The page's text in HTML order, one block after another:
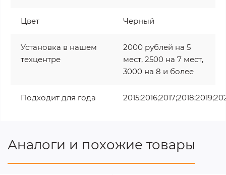
Цвет Черный
Установка в нашем
техцентре
2000 рублей на 5
мест, 2500 на 7 мест,
3000 на 8 и более
Подходит для года
Аналоги и похожие товары